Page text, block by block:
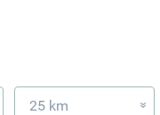
25 km »